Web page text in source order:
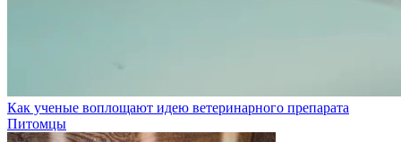
Как ученые воплощают идею ветеринарного препарата
Питомцы